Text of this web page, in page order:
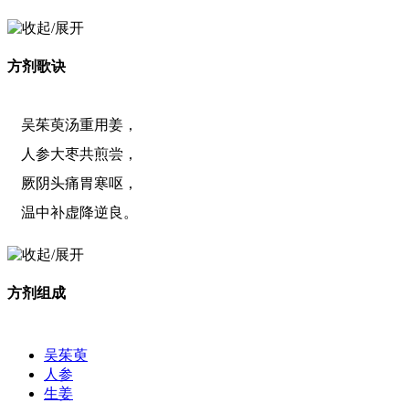
方剂歌诀
吴茱萸汤重用姜，
人参大枣共煎尝，
厥阴头痛胃寒呕，
温中补虚降逆良。
方剂组成
吴茱萸
人参
生姜